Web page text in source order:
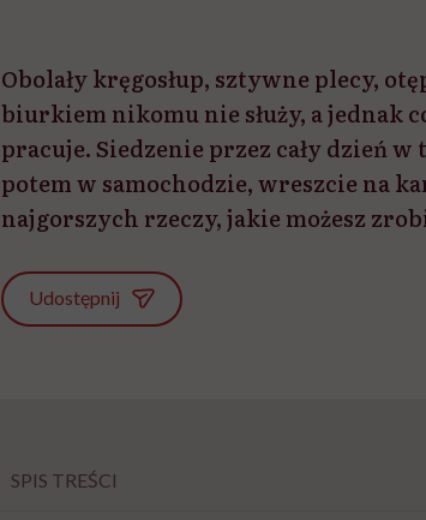
Obolały kręgosłup, sztywne plecy,
biurkiem nikomu nie służy, a jednak
pracuje. Siedzenie przez cały dzień
potem w samochodzie, wreszcie na
najgorszych rzeczy, jakie możesz
Udostępnij
SPIS TREŚCI